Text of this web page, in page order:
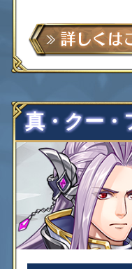
真・クー・